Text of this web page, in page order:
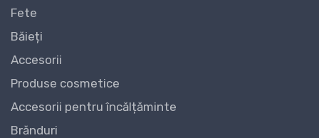
Fete
Băieți
Accesorii
Produse cosmetice
Accesorii pentru încălțăminte
Brănduri